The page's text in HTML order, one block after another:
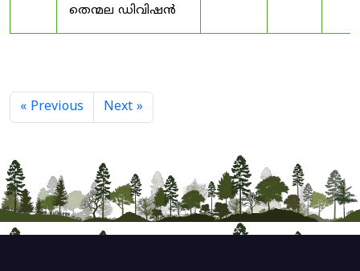
തെന്മല ഡിവിഷൻ
« Previous Next »